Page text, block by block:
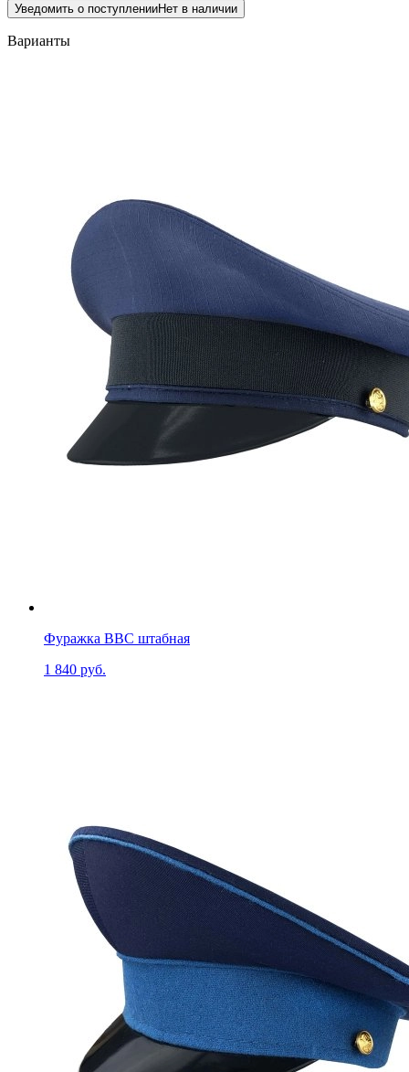
Уведомить о поступленииНет в наличии
Варианты
Фуражка ВВС штабная
1 840 руб.